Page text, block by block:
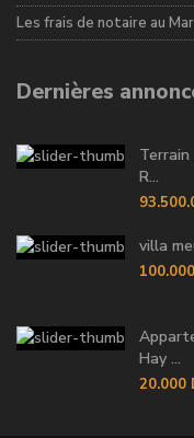
Les frais de notaire au
Dernières
Terrain
R...
villa
Hay ...
20.000